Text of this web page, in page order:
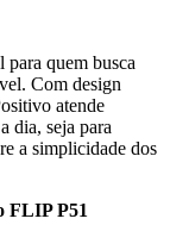
para quem busca
Com design
atende
dia, seja para
a simplicidade dos
FLIP P51